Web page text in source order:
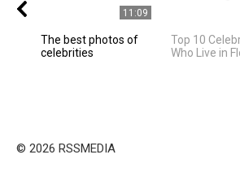
11:09
The best photos of
celebrities
Top 10
Who Live in
© 2026 RSSMEDIA